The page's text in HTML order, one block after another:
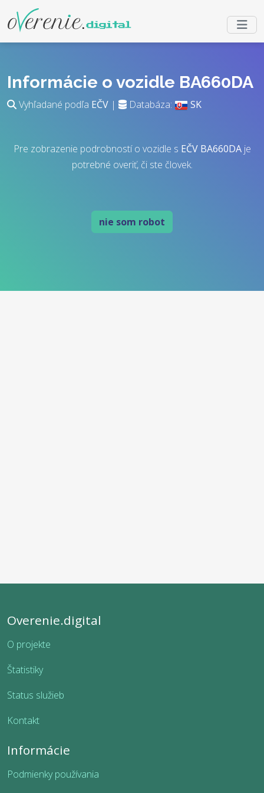
Informácie o vozidle BA660DA
Vyhľadané podľa EČV | Databáza: SK
Pre zobrazenie podrobností o vozidle s EČV BA660DAje
potrebné overiť, či ste človek.
nie som robot
Overenie.digital
O projekte
Štatistiky
Status služieb
Kontakt
Informácie
Podmienky používania